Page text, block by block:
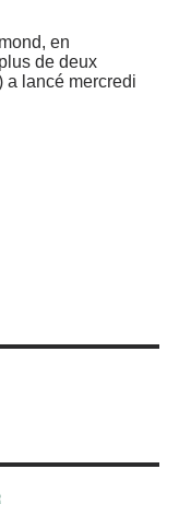
en
de deux
a lancé mercredi